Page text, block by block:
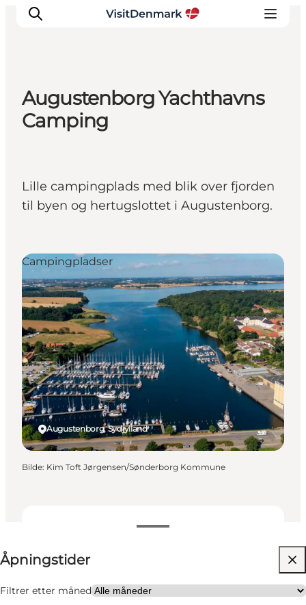
Inspirasjon
Reisemål
Planlegg reisen
Augustenborg Yachthavns
Camping
Lille campingplads med blik over fjorden
til byen og hertugslottet i Augustenborg.
Åpningstider
Filtrer etter måned
19 units
Besøk nettside
Augustenborg, Sydjylland
Campingpladser
Bilde: Kim Toft Jørgensen/Sønderborg Kommune